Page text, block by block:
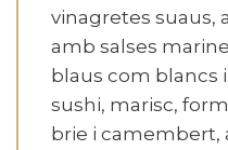
vinagretes suaus,
amb salses
blaus com blancs
sushi, marisc,
brie i camembert,